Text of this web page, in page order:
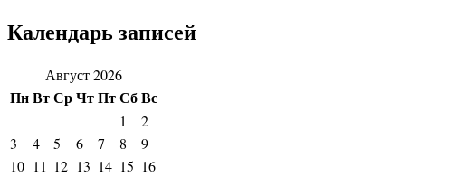
Календарь записей
Август 2026
ПнВтСрЧтПтСбВс
1
2
3
4 5 6 7 8
9
10 11 12 13 14 15 16